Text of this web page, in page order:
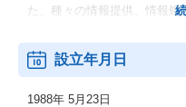
た、種々の情報提供、情報処
◆その他の事業：
顧客の経営上の問題点に係わ
設立年月日
1988年 5月23日